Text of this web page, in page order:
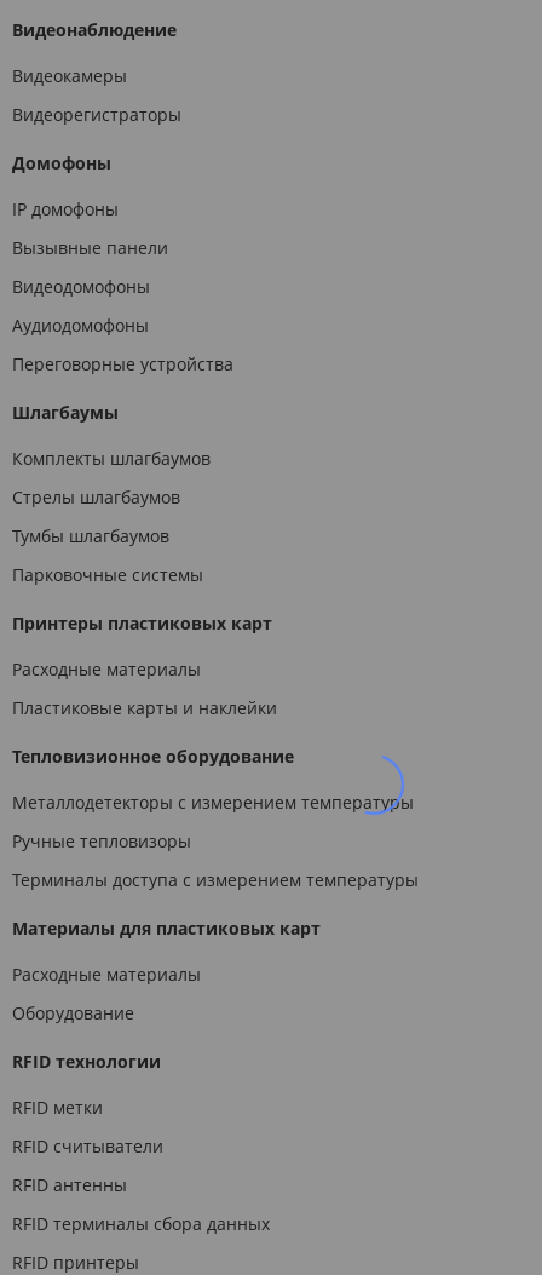
Видеонаблюдение
Видеокамеры
Видеорегистраторы
Домофоны
IP домофоны
Вызывные панели
Видеодомофоны
Аудиодомофоны
Переговорные устройства
Шлагбаумы
Комплекты шлагбаумов
Стрелы шлагбаумов
Тумбы шлагбаумов
Парковочные системы
Принтеры пластиковых карт
Расходные материалы
Пластиковые карты и наклейки
Тепловизионное оборудование
Металлодетекторы с измерением температуры
Ручные тепловизоры
Терминалы доступа с измерением температуры
Материалы для пластиковых карт
Расходные материалы
Оборудование
RFID технологии
RFID метки
RFID считыватели
RFID антенны
RFID терминалы сбора данных
RFID принтеры